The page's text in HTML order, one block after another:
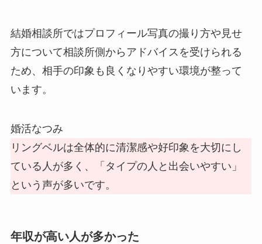
結婚相談所ではプロフィール写真の撮り方や見せ
方について相談所側からアドバイスを受けられる
ため、相手の印象も良くなりやすい環境が整って
います。
婚活なつみ
リングベルは全体的に清潔感や好印象を大切にし
ている人が多く、「タイプの人と出会いやすい」
という声が多いです。
年収が高い人が多かった